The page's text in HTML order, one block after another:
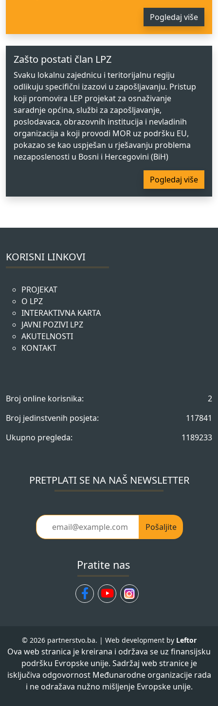
Pogledaj više
Zašto postati član LPZ
Svaku lokalnu zajednicu i teritorijalnu regiju
odlikuju specifični izazovi u zapošljavanju. Pristup
koji promovira LEP projekat za osnaživanje
saradnje općina, službi za zapošljavanje,
poslodavaca, obrazovnih institucija i nevladinih
organizacija a koji provodi MOR uz podršku EU,
pokazao se kao uspješan u rješavanju problema
nezaposlenosti u Bosni i Hercegovini (BiH)
Pogledaj više
KORISNI LINKOVI
PROJEKAT
O LPZ
INTERAKTIVNA KARTA
JAVNI POZIVI LPZ
AKUTELNOSTI
KONTAKT
Broj online korisnika:
2
Broj jedinstvenih posjeta:
117841
Ukupno pregleda:
1189233
PRETPLATI SE NA NAŠ NEWSLETTER
Pošaljite
Pratite nas
© 2026 partnerstvo.ba. | Web development by Leftor
Ova web stranica je kreirana i održava se uz finansijsku
podršku Evropske unije. Sadržaj web stranice je
isključiva odgovornost Međunarodne organizacije rada
i ne odražava nužno mišljenje Evropske unije.